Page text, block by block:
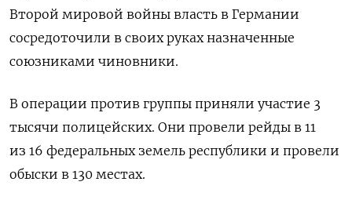
Второй мировой войны власть в Германии
сосредоточили в своих руках назначенные
союзниками чиновники.
В операции против группы приняли участие 3
тысячи полицейских. Они провели рейды в 11
из 16 федеральных земель республики и провели
обыски в 130 местах.